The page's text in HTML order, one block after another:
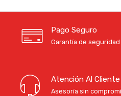
Pago Seguro
Garantía de seguridad
Atención Al Cliente
Asesoría sin